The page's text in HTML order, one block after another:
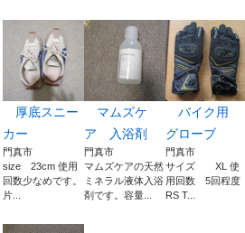
厚底スニー
カー
門真市
size 23cm 使用
回数少なめです。
片...
マムズケ
ア 入浴剤
門真市
マムズケアの天然
ミネラル液体入浴
剤です。容量...
バイク用
グローブ
門真市
サイズ XL 使
用回数 5回程度
RS T...